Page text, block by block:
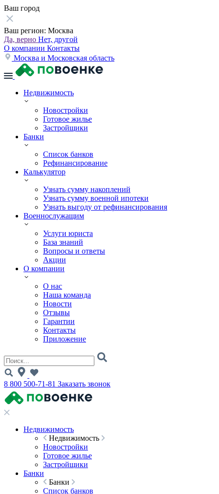
Ваш город
Ваш регион: Москва
Да, верно Нет, другой
О компании Контакты
Москва и Московская область
Недвижимость
Новостройки
Готовое жилье
Застройщики
Банки
Список банков
Рефинансирование
Калькулятор
Узнать сумму накоплений
Узнать сумму военной ипотеки
Узнать выгоду от рефинансирования
Военнослужащим
Услуги юриста
База знаний
Вопросы и ответы
Акции
О компании
О нас
Наша команда
Новости
Отзывы
Гарантии
Контакты
Приложение
8 800 500-71-81 Заказать звонок
Недвижимость
Недвижимость
Новостройки
Готовое жилье
Застройщики
Банки
Банки
Список банков